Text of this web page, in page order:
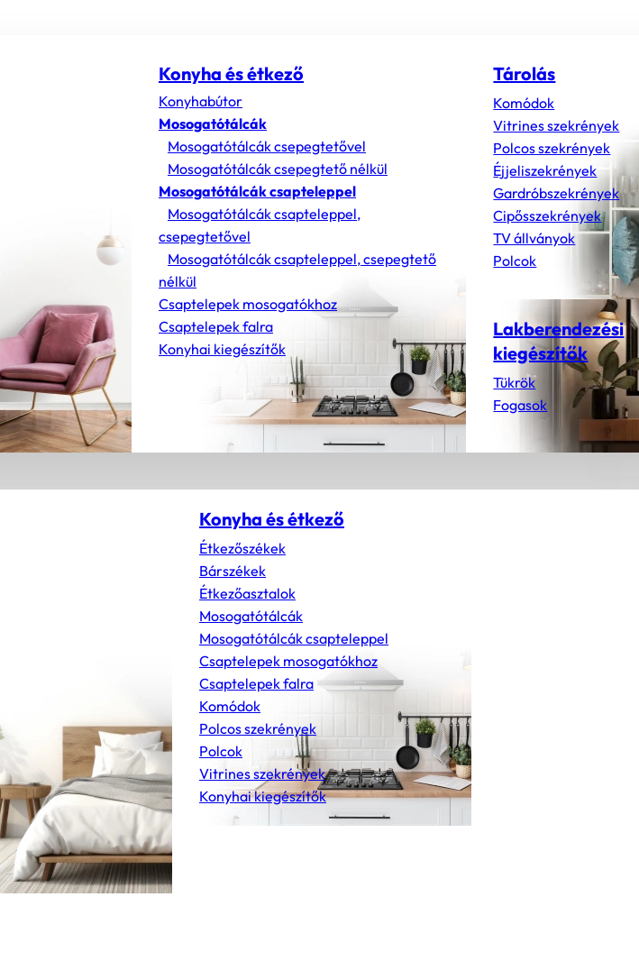
Konyha és étkező
Konyhabútor
Mosogatótálcák
Mosogatótálcák csepegtetővel
Mosogatótálcák csepegtető nélkül
Mosogatótálcák csapteleppel
Mosogatótálcák csapteleppel,
csepegtetővel
Mosogatótálcák csapteleppel, csepegtető
nélkül
Csaptelepek mosogatókhoz
Csaptelepek falra
Konyhai kiegészítők
Tárolás
Komódok
Vitrines szekrények
Polcos szekrények
Éjjeliszekrények
Gardróbszekrények
Cipősszekrények
TV állványok
Polcok
Lakberendezési
kiegészítők
Tükrök
Fogasok
Konyha és étkező
Étkezőszékek
Bárszékek
Étkezőasztalok
Mosogatótálcák
Mosogatótálcák csapteleppel
Csaptelepek mosogatókhoz
Csaptelepek falra
Komódok
Polcos szekrények
Polcok
Vitrines szekrények
Konyhai kiegészítők